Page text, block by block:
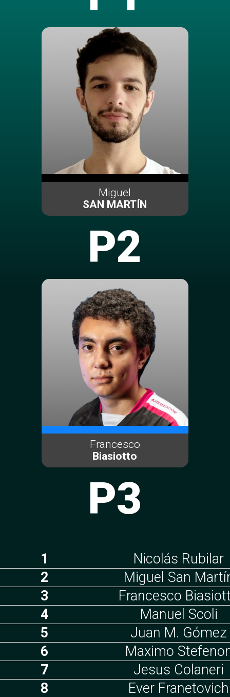
Miguel
SAN MARTÍN
P2
Francesco
Biasiotto
P3
1
Nicolás Rubilar
2
Miguel San
3
Francesco
4
Manuel Scoli
5
Juan M. Gómez
6
Maximo
7
Jesus Colaneri
8
Ever Franetovich